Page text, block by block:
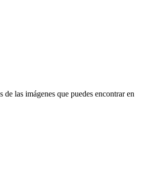
de las imágenes que puedes encontrar en